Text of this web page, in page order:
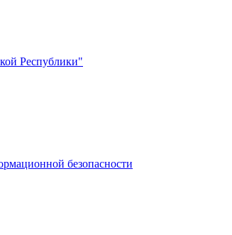
Республики"
безопасности